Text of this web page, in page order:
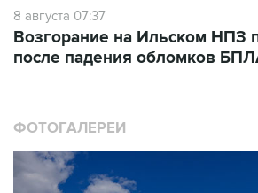
после падения обломков БПЛА